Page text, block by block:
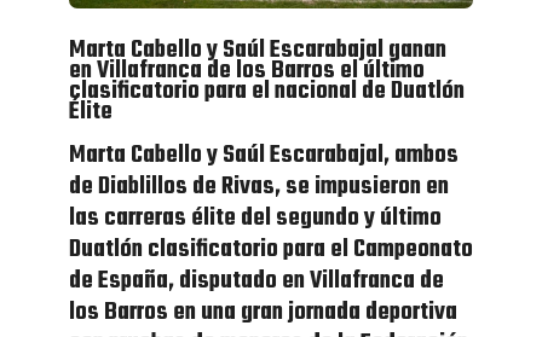
Marta Cabello y Saúl Escarabajal ganan
en Villafranca de los Barros el último
clasificatorio para el nacional de Duatlón
Élite
Marta Cabello y Saúl Escarabajal, ambos
de Diablillos de Rivas, se impusieron en
las carreras élite del segundo y último
Duatlón clasificatorio para el Campeonato
de España, disputado en Villafranca de
los Barros en una gran jornada deportiva